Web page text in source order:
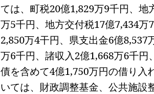
ては、町税20億1,829万9千円、地
万5千円、地方交付税17億7,434万7
2,850万4干円、県支出金6億8,537
万6千円、諸収入2億1,668万6千円
債を含めて4億1,750万円の借り入
いては、財政調整基金、公共施設